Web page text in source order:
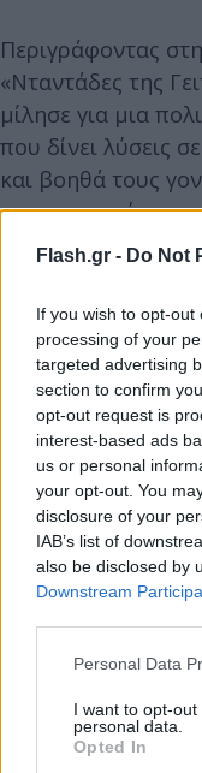
Flash.gr - Do Not
If you wish to opt-
processing of your
targeted advertising
section to confirm
opt-out request is
interest-based ads
us or personal
your opt-out. You
disclosure of your
IAB’s list of
also be disclosed by
Downstream
Please note that this
not limited to your
grant or deny
use your data for
Personal Data
I want to opt-
personal data.
Opted In
Περιγράφοντας
«Νταντάδες της
μίλησε για μια
που δίνει λύσεις
και βοηθά τους
οικογενειακή με
πρόγραμμα, που
συμφωνητικά,
Η πλατφόρμα
νέες αιτήσεις όσο
ενώ η οικονομική
τον μήνα για
απασχόληση ή
έως τα 300 ευρώ
ή για όσους
Ένα πολύ
παιδιά και άνω
Η Ψηφιακή